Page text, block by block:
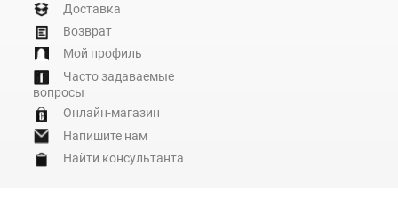
Доставка
Возврат
Мой профиль
Часто задаваемые
вопросы
Онлайн-магазин
Напишите нам
Найти консультанта